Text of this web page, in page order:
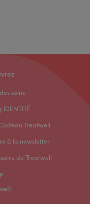
soins
IDENTITÉ
Treatwell
à la newsletter
de Treatwell